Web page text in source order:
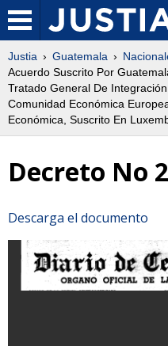
Justia Guatemala
Acuerdo Suscrito Por
Tratado General De
Comunidad Económica
Económica, Suscrito En
Decreto No
Descarga el documento